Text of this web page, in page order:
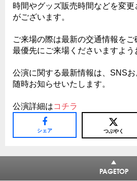
時間やグッズ販売時間などを変
がございます。
ご来場の際は最新の交通情報を
最優先にご来場くださいますよう
公演に関する最新情報は、SNS
随時お知らせいたします。
公演詳細はコチラ
シェア つぶやく
PAGETOP